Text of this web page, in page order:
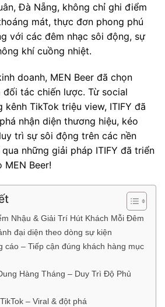
Đà Nẵng, không chỉ ghi điểm
mát, thực đơn phong phú
với các đêm nhạc sôi động, sự
khí cuồng nhiệt.
doanh, MEN Beer đã chọn
đối tác chiến lược. Từ social
kênh TikTok triệu view, ITIFY đã
nhận diện thương hiệu, kéo
trì sự sôi động trên các nền
những giải pháp ITIFY đã triển
MEN Beer!
Nhậu & Giải Trí Hút Khách Mỗi Đêm
đại diện theo dòng sự kiện
cáo – Tiếp cận đúng khách hàng mục
Hàng Tháng – Duy Trì Độ Phủ
– Viral & đột phá